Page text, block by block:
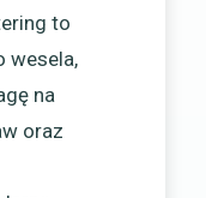
to
wesela,
na
oraz